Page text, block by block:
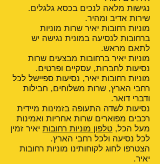
נגישות מלאה לנכים בכסא גלגלים.
שירות אדיב ומהיר.
מוניות רחובות יאיר שרות מוניות
ברחובות לנסיעה במונית נגישה יש
לתאם מראש.
מוניות יאיר ברחובות מבצעים שרות
נסיעות לחברות, עסקיים ופרטים.
מוניות רחובות יאיר, נסיעות ספיישל לכל
רחבי הארץ, שרות משלוחים, חבילות
ודברי דואר.
נסיעות לשדה התעופה בזמינות מיידית
רכבים מפוארים שרות אחריות ואמינות
מעל הכל, טלפון מוניות רחובות יאיר זמין
לכל נסיעה ולכל רחבי הארץ.
הצטרפו לחוג לקוחותינו מוניות רחובות
יאיר.